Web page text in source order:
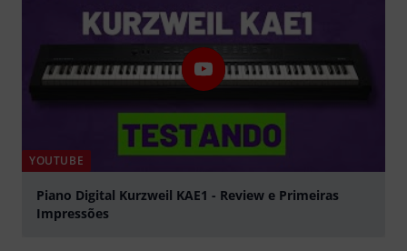
YOUTUBE
Piano Digital Kurzweil KAE1 - Review e Primeiras
Impressões